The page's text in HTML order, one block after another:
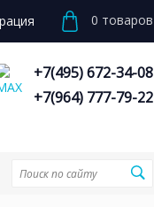
0 товаров
+7(495) 672-34-08
+7(964) 777-79-22